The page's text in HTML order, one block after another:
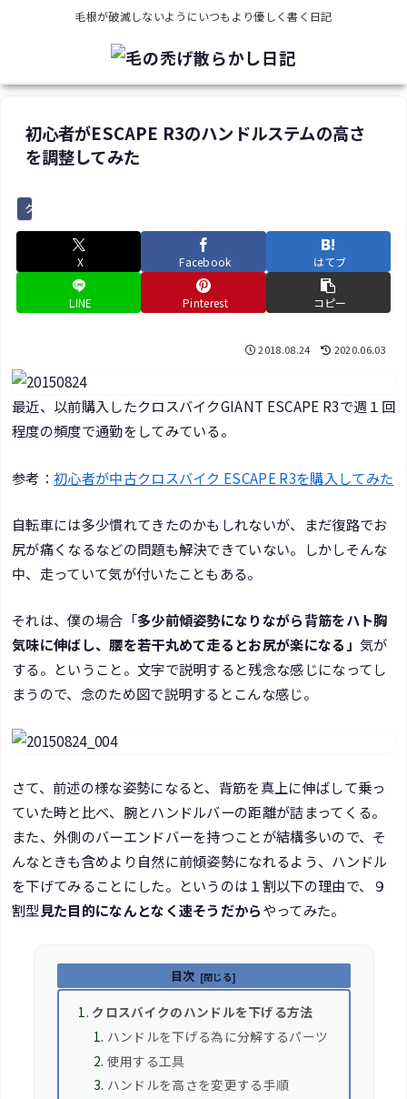
毛根が破滅しないようにいつもより優しく書く日記
初心者がESCAPE R3のハンドルステムの高さ
を調整してみた
クロスバイク
X Facebook はてブ
LINE Pinterest コピー
2018.08.24 2020.06.03
最近、以前購入したクロスバイクGIANT ESCAPE R3で週１回
程度の頻度で通勤をしてみている。
参考： 初心者が中古クロスバイク ESCAPE R3を購入してみた
自転車には多少慣れてきたのかもしれないが、まだ復路でお
尻が痛くなるなどの問題も解決できていない。しかしそんな
中、走っていて気が付いたこともある。
それは、僕の場合「多少前傾姿勢になりながら背筋をハト胸
気味に伸ばし、腰を若干丸めて走るとお尻が楽になる」気が
する。ということ。文字で説明すると残念な感じになってし
まうので、念のため図で説明するとこんな感じ。
さて、前述の様な姿勢になると、背筋を真上に伸ばして乗っ
ていた時と比べ、腕とハンドルバーの距離が詰まってくる。
また、外側のバーエンドバーを持つことが結構多いので、そ
んなときも含めより自然に前傾姿勢になれるよう、ハンドル
を下げてみることにした。というのは１割以下の理由で、９
割型 見た目的になんとなく速そうだからやってみた。
目次
クロスバイクのハンドルを下げる方法
ハンドルを下げる為に分解するパーツ
使用する工具
ハンドルを高さを変更する手順